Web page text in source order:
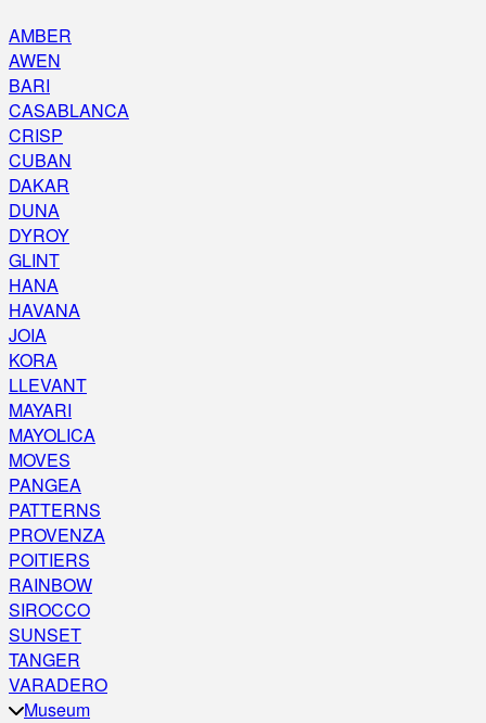
AMBER
AWEN
BARI
CASABLANCA
CRISP
CUBAN
DAKAR
DUNA
DYROY
GLINT
HANA
HAVANA
JOIA
KORA
LLEVANT
MAYARI
MAYOLICA
MOVES
PANGEA
PATTERNS
PROVENZA
POITIERS
RAINBOW
SIROCCO
SUNSET
TANGER
VARADERO
Museum